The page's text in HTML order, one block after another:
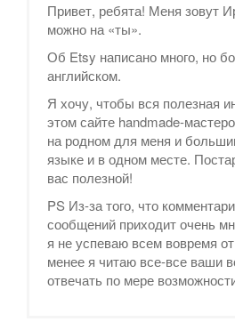
Привет, ребята! Меня зовут
можно на «ты».
Об Etsy написано много, но
английском.
Я хочу, чтобы вся полезная
этом сайте handmade-
на родном для меня и
языке и в одном месте.
вас полезной!
PS Из-за того, что
сообщений приходит очень
я не успеваю всем вовремя
менее я читаю все-все ваши
отвечать по мере